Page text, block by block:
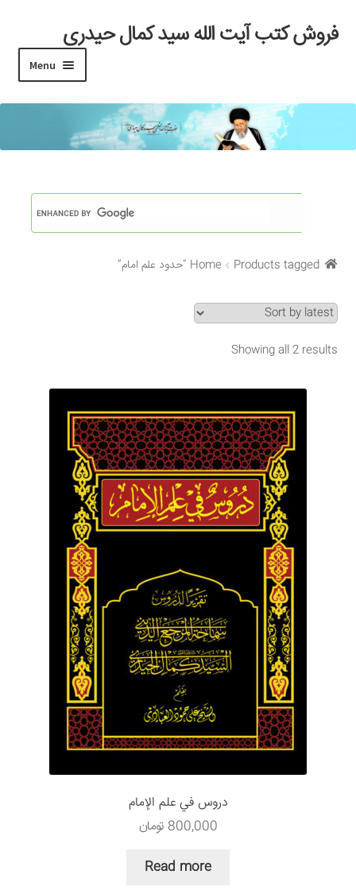
Skip
to
Skip
to
فروش کتب آیت الله سید کمال حیدری
Menu
خانه
#97 (بدون عنوان)
Checkout
My account
Search Results
Shop
برگه نمونه
تماس با ما
ثبت شکایات
حساب کاربری من
سبد خرید
قوانین و مقررات
Home Products tagged “حدود علم امام”
Showing all 2 results
دروس في علم الإمام
800,000 تومان
Read more